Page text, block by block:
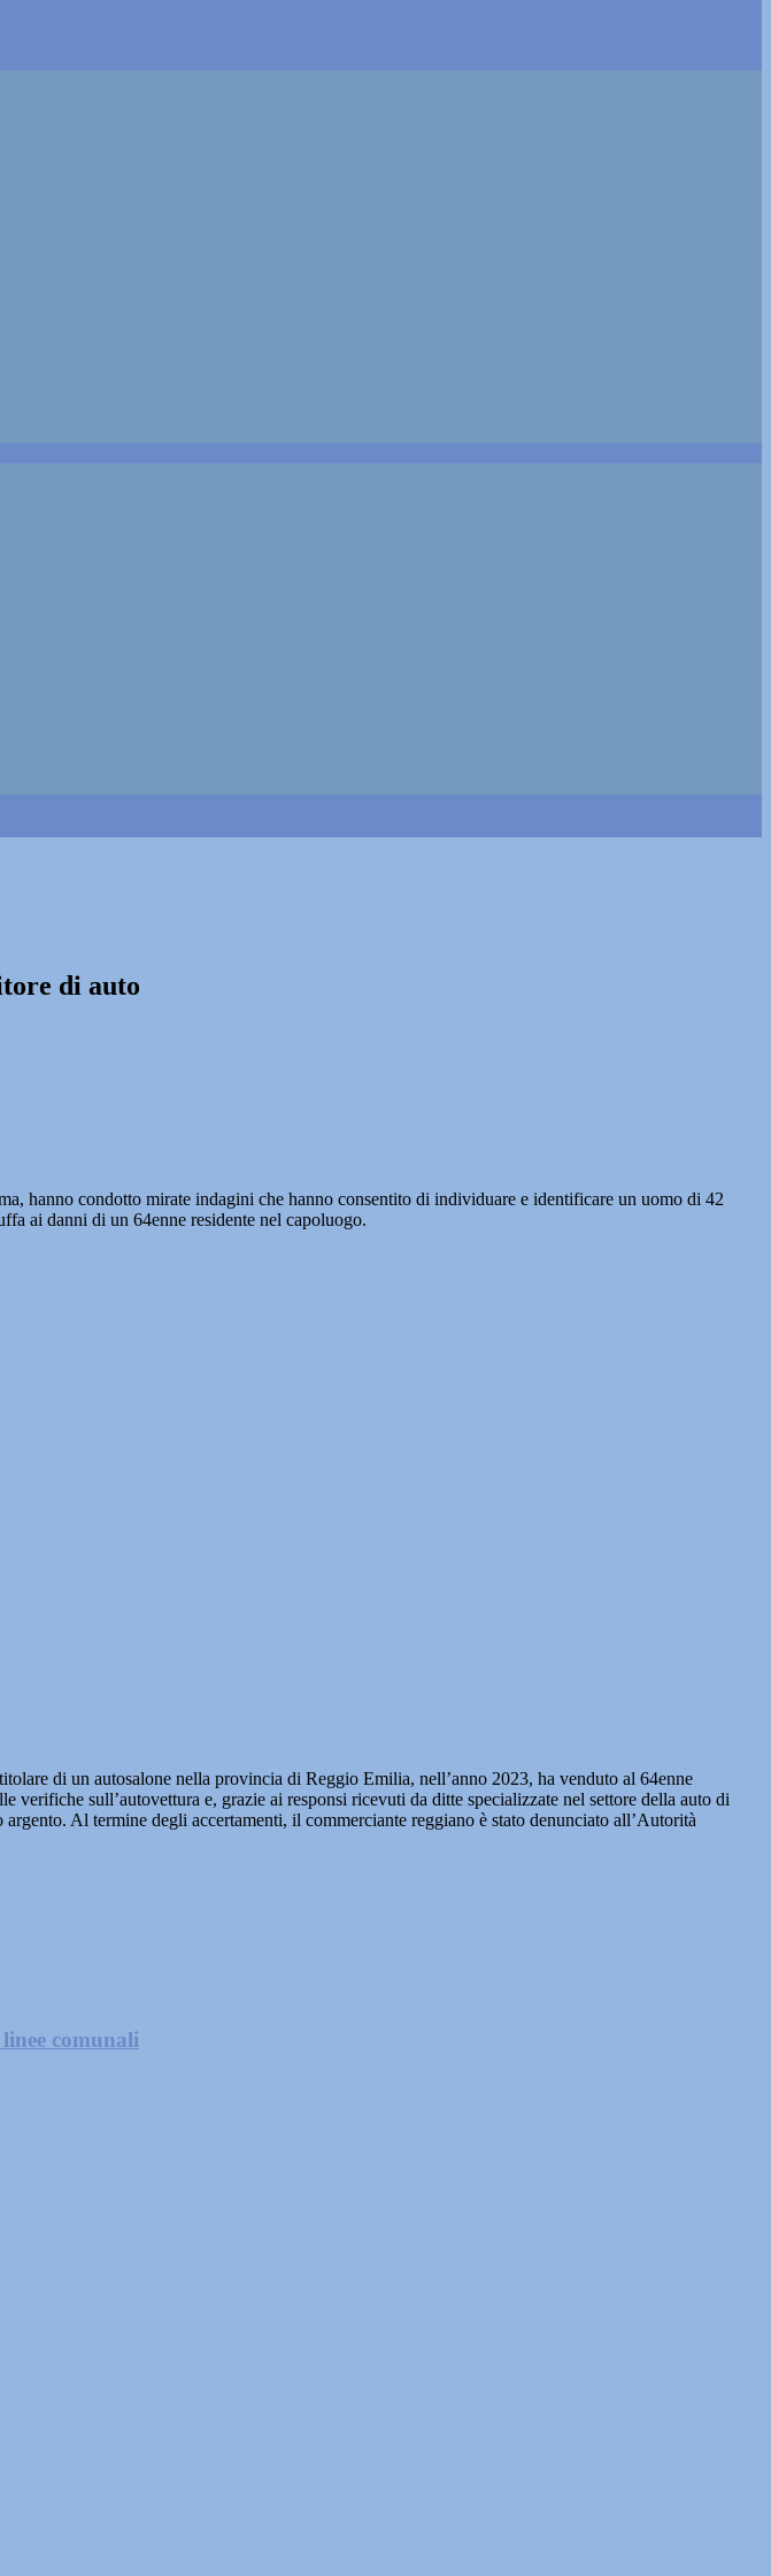
di auto
hanno condotto mirate indagini che hanno consentito di individuare e identificare un uomo di 42
ai danni di un 64enne residente nel capoluogo.
di un autosalone nella provincia di Reggio Emilia, nell’anno 2023, ha venduto al 64enne
verifiche sull’autovettura e, grazie ai responsi ricevuti da ditte specializzate nel settore della auto di
Al termine degli accertamenti, il commerciante reggiano è stato denunciato all’Autorità
comunali